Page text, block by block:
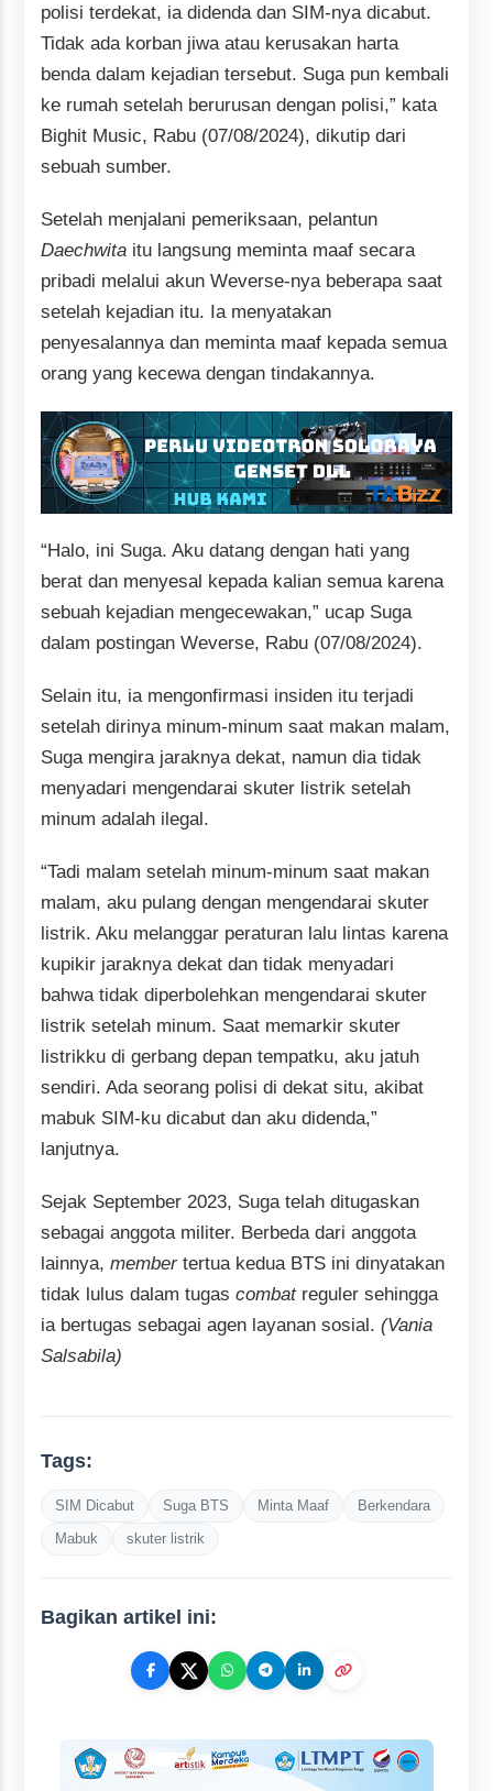
polisi terdekat, ia didenda dan SIM-nya dicabut.
Tidak ada korban jiwa atau kerusakan harta
benda dalam kejadian tersebut. Suga pun kembali
ke rumah setelah berurusan dengan polisi,” kata
Bighit Music, Rabu (07/08/2024), dikutip dari
sebuah sumber.
Setelah menjalani pemeriksaan, pelantun
Daechwita itu langsung meminta maaf secara
pribadi melalui akun Weverse-nya beberapa saat
setelah kejadian itu. Ia menyatakan
penyesalannya dan meminta maaf kepada semua
orang yang kecewa dengan tindakannya.
“Halo, ini Suga. Aku datang dengan hati yang
berat dan menyesal kepada kalian semua karena
sebuah kejadian mengecewakan,” ucap Suga
dalam postingan Weverse, Rabu (07/08/2024).
Selain itu, ia mengonfirmasi insiden itu terjadi
setelah dirinya minum-minum saat makan malam,
Suga mengira jaraknya dekat, namun dia tidak
menyadari mengendarai skuter listrik setelah
minum adalah ilegal.
“Tadi malam setelah minum-minum saat makan
malam, aku pulang dengan mengendarai skuter
listrik. Aku melanggar peraturan lalu lintas karena
kupikir jaraknya dekat dan tidak menyadari
bahwa tidak diperbolehkan mengendarai skuter
listrik setelah minum. Saat memarkir skuter
listrikku di gerbang depan tempatku, aku jatuh
sendiri. Ada seorang polisi di dekat situ, akibat
mabuk SIM-ku dicabut dan aku didenda,”
lanjutnya.
Sejak September 2023, Suga telah ditugaskan
sebagai anggota militer. Berbeda dari anggota
lainnya,membertertua kedua BTS ini dinyatakan
tidak lulus dalam tugascombatreguler sehingga
ia bertugas sebagai agen layanan sosial.(Vania
Salsabila)
Tags:
SIM Dicabut Suga BTS Minta Maaf
Berkendara
Mabuk
skuter listrik
Bagikan artikel ini: